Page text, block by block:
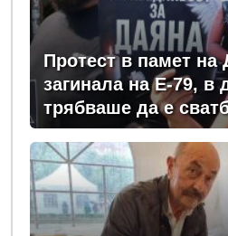
Протест в памет на
загинала на Е-79, в
трябваше да е